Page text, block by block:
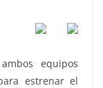
equipos
estrenar el